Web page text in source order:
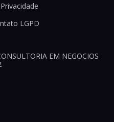
LGPD
EM NEGOCIOS